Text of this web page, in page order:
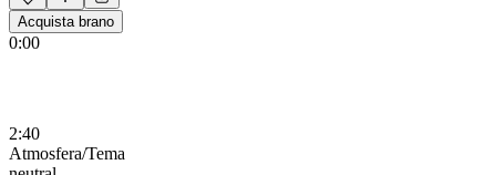
Acquista brano
0:00
2:40
Atmosfera/Tema